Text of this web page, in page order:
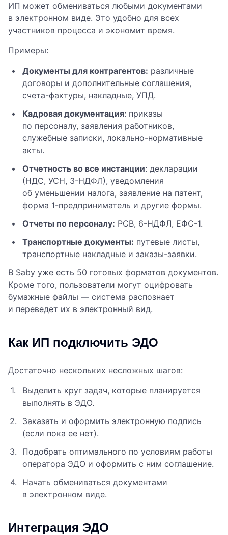
ИП может обмениваться любыми документами
в электронном виде. Это удобно для всех
участников процесса и экономит время.
Примеры:
Документы для контрагентов: различные
договоры и дополнительные соглашения,
счета-фактуры, накладные, УПД.
Кадровая документация: приказы
по персоналу, заявления работников,
служебные записки, локально-нормативные
акты.
Отчетность во все инстанции: декларации
(НДС, УСН, 3-НДФЛ), уведомления
об уменьшении налога, заявление на патент,
форма 1-предприниматель и другие формы.
Отчеты по персоналу: РСВ, 6-НДФЛ, ЕФС-1.
Транспортные документы: путевые листы,
транспортные накладные и заказы-заявки.
В Saby уже есть 50 готовых форматов документов.
Кроме того, пользователи могут оцифровать
бумажные файлы — система распознает
и переведет их в электронный вид.
Как ИП подключить ЭДО
Достаточно нескольких несложных шагов:
Выделить круг задач, которые планируется
выполнять в ЭДО.
Заказать и оформить электронную подпись
(если пока ее нет).
Подобрать оптимального по условиям работы
оператора ЭДО и оформить с ним соглашение.
Начать обмениваться документами
в электронном виде.
Интеграция ЭДО